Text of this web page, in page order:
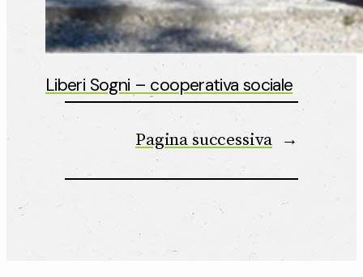
Liberi Sogni – cooperativa sociale
Pagina successiva →